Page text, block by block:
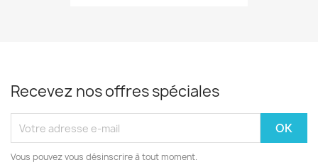
Recevez nos offres spéciales
Vous pouvez vous désinscrire à tout moment.